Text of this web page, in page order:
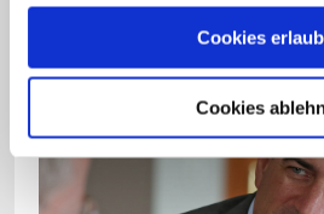
Cookies
Cookies
Kaspers als
angelegter Vortrag sein